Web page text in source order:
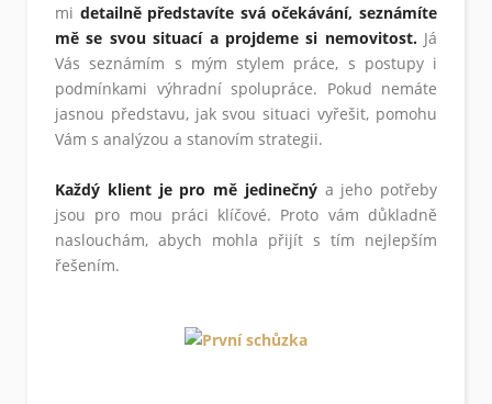
mi detailně představíte svá očekávání, seznámíte
mě se svou situací a projdeme si nemovitost.Já
Vás seznámím s mým stylem práce, s postupy i
podmínkami výhradní spolupráce. Pokud nemáte
jasnou představu, jak svou situaci vyřešit, pomohu
Vám s analýzou a stanovím strategii.
Každý klient je pro mě jedinečnýa jeho potřeby
jsou pro mou práci klíčové. Proto vám důkladně
naslouchám, abych mohla přijít s tím nejlepším
řešením.